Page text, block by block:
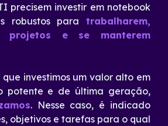
precisem investir em notebook
robustos para trabalharem,
projetos e
se manterem
investimos um valor alto em
potente e de última geração,
. Nesse caso, é indicado
objetivos e tarefas para o qual